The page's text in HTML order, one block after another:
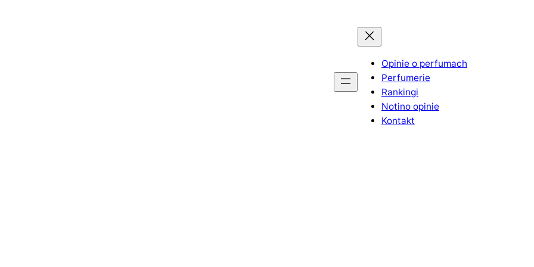
Opinie o perfumach
Perfumerie
Rankingi
Notino opinie
Kontakt